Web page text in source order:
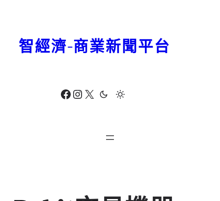
Facebook Instagram X
智經濟-商業新聞平台